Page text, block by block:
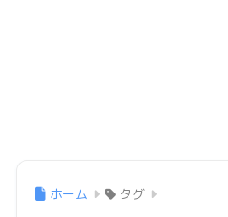
ホーム タグ